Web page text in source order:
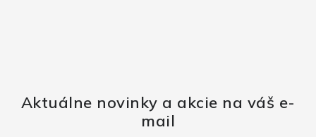
Aktuálne novinky a akcie na váš e-
mail